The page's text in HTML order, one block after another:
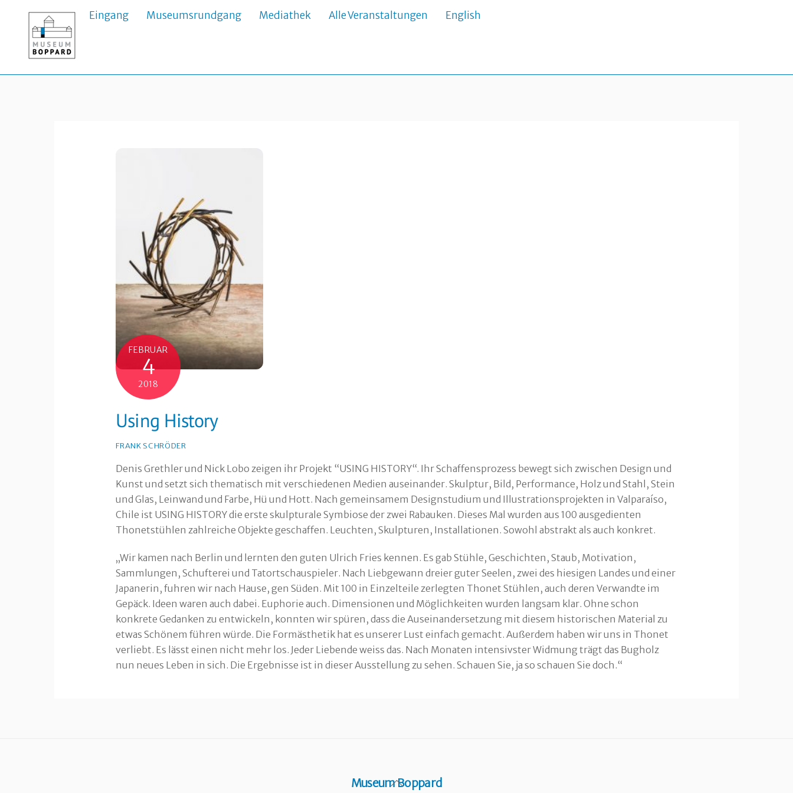
content
Eingang Museumsrundgang Mediathek Alle Veranstaltungen English
FEBRUAR
4
2018
Using History
FRANK SCHRÖDER
Denis Grethler und Nick Lobo zeigen ihr Projekt “USING HISTORY“. Ihr Schaffensprozess bewegt sich zwischen Design und
Kunst und setzt sich thematisch mit verschiedenen Me­dien auseinander. Skulptur, Bild, Performance, Holz und Stahl, Stein
und Glas, Leinwand und Farbe, Hü und Hott. Nach gemeinsamem Designstudium und Illustrationsprojekten in Valparaíso,
Chile ist USING HISTORY die erste skulpturale Symbiose der zwei Rabauken. Dieses Mal wurden aus 100 ausgedienten
Thonetstühlen zahlreiche Objekte geschaffen. Leuchten, Skulpturen, Installationen. Sowohl abstrakt als auch konkret.
„Wir kamen nach Berlin und lernten den guten Ulrich Fries kennen. Es gab Stühle, Ge­schichten, Staub, Motivation,
Sammlungen, Schufterei und Tatortschauspieler. Nach Lieb­gewann dreier guter Seelen, zwei des hiesigen Landes und einer
Japanerin, fuhren wir nach Hause, gen Süden. Mit 100 in Einzelteile zerlegten Thonet Stühlen, auch deren Verwand­te im
Gepäck. Ideen waren auch dabei. Euphorie auch. Dimensionen und Möglichkeiten wurden langsam klar. Ohne schon
konkrete Gedanken zu entwickeln, konnten wir spüren, dass die Auseinandersetzung mit diesem historischen Material zu
etwas Schönem führen würde. Die Formästhetik hat es unserer Lust einfach gemacht. Außerdem haben wir uns in Thonet
verliebt. Es lässt einen nicht mehr los. Jeder Liebende weiss das. Nach Monaten intensivster Widmung trägt das Bugholz
nun neues Leben in sich. Die Ergebnisse ist in dieser Ausstellung zu sehen. Schauen Sie, ja so schauen Sie doch.“
Back
Museum Boppard